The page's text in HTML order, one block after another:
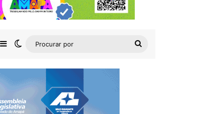
Barra Lateral
Switch skin
Procurar